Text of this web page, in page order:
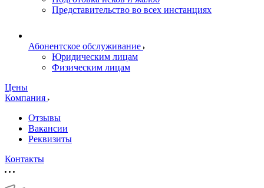
Представительство во всех инстанциях
Абонентское обслуживание
Юридическим лицам
Физическим лицам
Цены
Компания
Отзывы
Вакансии
Реквизиты
Контакты